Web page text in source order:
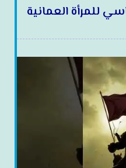
للمرأة العمانية